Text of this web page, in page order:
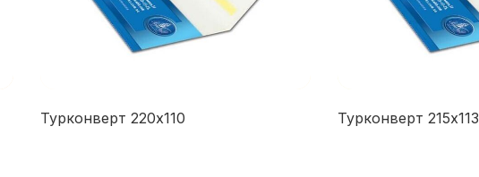
Турконверт 220х110 Турконверт 215х113